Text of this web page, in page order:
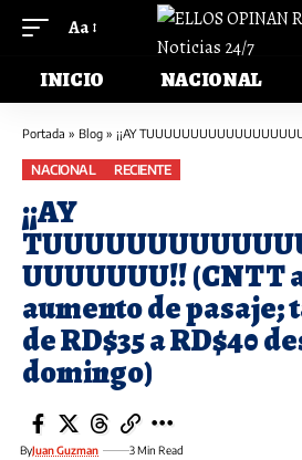
Aa
INICIO NACIONAL
Portada » Blog » ¡¡AY TUUUUUUUUUUUUUUUUUUUUUUUUUUU!! (CNTT aplica
NACIONAL RECIENTE
¡¡AY
UUUUUUU!! (CNTT
aumento de pasaje;
de RD$35 a RD$40
domingo)
ByJuan Guzman 3 Min Read